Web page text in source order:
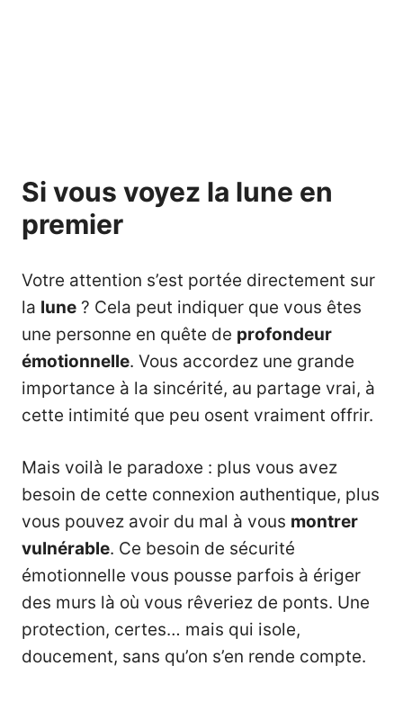
Si vous voyez la lune en
premier
Votre attention s’est portée directement sur
la lune ? Cela peut indiquer que vous êtes
une personne en quête de profondeur
émotionnelle. Vous accordez une grande
importance à la sincérité, au partage vrai, à
cette intimité que peu osent vraiment offrir.
Mais voilà le paradoxe : plus vous avez
besoin de cette connexion authentique, plus
vous pouvez avoir du mal à vous montrer
vulnérable. Ce besoin de sécurité
émotionnelle vous pousse parfois à ériger
des murs là où vous rêveriez de ponts. Une
protection, certes… mais qui isole,
doucement, sans qu’on s’en rende compte.